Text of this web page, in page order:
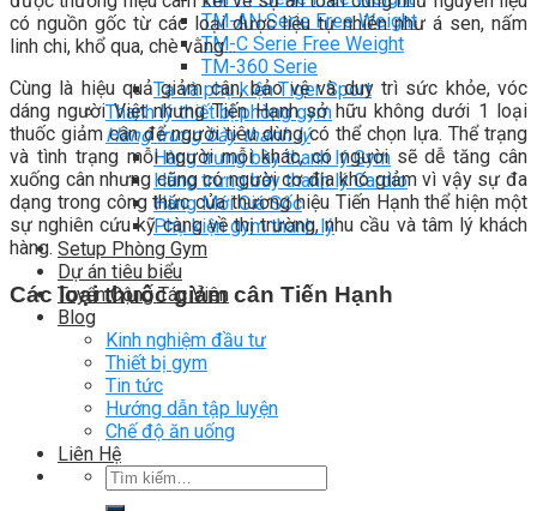
TM-AN Serie Free Weight
TM-C Serie Free Weight
TM-360 Serie
Tạ và phụ kiện Tiger Sport
Thanh lý thiết bị phòng gym
Hàng trưng bày thanh lý
Hàng trưng bày thanh lý Gym
Hàng trưng bày thanh lý Cardio
Hàng Mới Giá Sốc
Phụ kiện gym thanh lý
Setup Phòng Gym
Dự án tiêu biểu
Tuyển Cộng Tác Viên
Blog
Kinh nghiệm đầu tư
Thiết bị gym
Tin tức
Hướng dẫn tập luyện
Chế độ ăn uống
Liên Hệ
Tìm
kiếm:
có nguồn gốc từ các loại dược liệu tự nhiên như á sen, nấm
linh chi, khổ qua, chè vằng…
Cùng là hiệu quả giảm cân, bảo vệ và duy trì sức khỏe, vóc
dáng người Việt nhưng Tiến Hạnh sở hữu không dưới 1 loại
thuốc giảm cân để người tiêu dùng có thể chọn lựa. Thể trạng
và tình trạng mỗi người mỗi khác, có người sẽ dễ tăng cân
xuống cân nhưng cũng có người cơ địa khó giảm vì vậy sự đa
dạng trong công thức của thương hiệu Tiến Hạnh thể hiện một
sự nghiên cứu kỹ càng về thị trường, nhu cầu và tâm lý khách
hàng.
Các loại thuốc giảm cân Tiến Hạnh